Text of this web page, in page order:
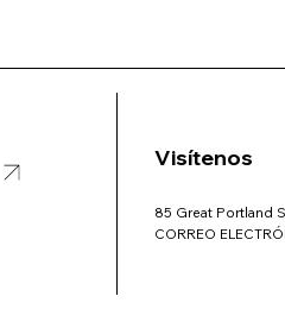
85 Great Portland
CORREO
Visítenos